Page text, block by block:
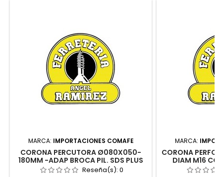
MARCA: IMPORTACIONES COMAFE
CORONA PERCUTORA Ø080X050-
180MM -ADAP BROCA PIL. SDS PLUS
PROMATReseña(s): 0
MARCA:
CORONA
DIAM M16